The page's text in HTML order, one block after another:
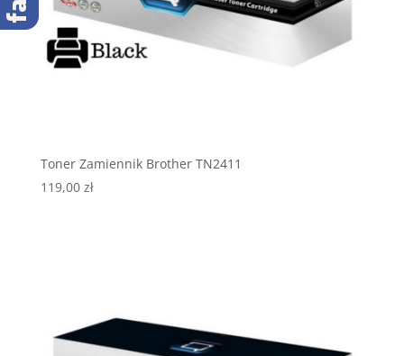
Toner Zamiennik Brother TN2411
119,00 zł